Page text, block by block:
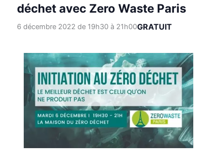
déchet avec Zero Waste Paris
6 décembre 2022 de 19h30à 21h00GRATUIT